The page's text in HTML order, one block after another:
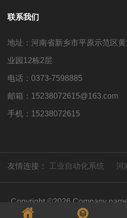
联系我们
地址：河南省新乡市平原示范区
业园12栋2层
电话：0373-7598885
邮箱：15238072615@163.com
手机：15238072615
友情连接： 工业自动化系统 河
Copyright ©2026.Company
比高工控技术有限公司
豫